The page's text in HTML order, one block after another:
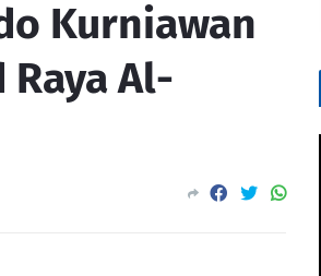
Kurniawan
Al-